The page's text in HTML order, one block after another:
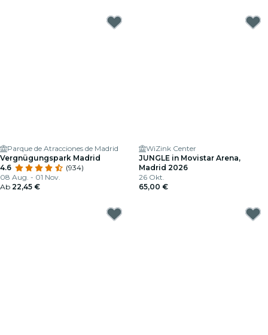
Parque de Atracciones de Madrid
Vergnügungspark Madrid
4.6
(934)
08 Aug. - 01 Nov.
Ab 22,45 €
WiZink Center
JUNGLE in Movistar Arena,
Madrid 2026
26 Okt.
65,00 €